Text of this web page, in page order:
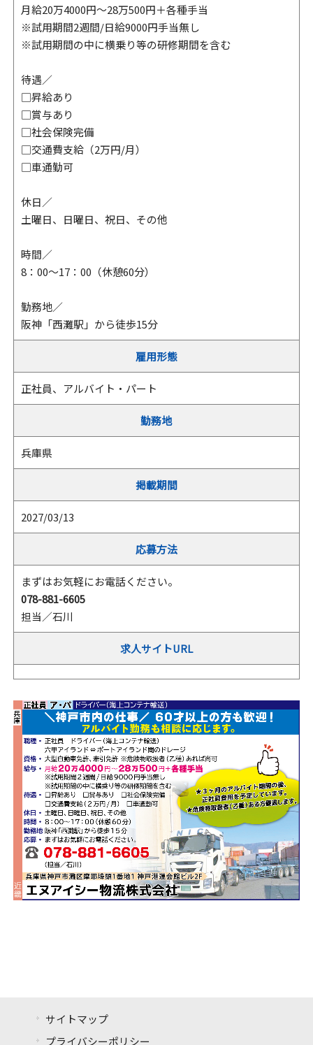
月給20万4000円〜28万500円＋各種手当
※試用期間2週間/日給9000円手当無し
※試用期間の中に横乗り等の研修期間を含む
待遇／
□昇給あり
□賞与あり
□社会保険完備
□交通費支給（2万円/月）
□車通勤可
休日／
土曜日、日曜日、祝日、その他
時間／
8：00〜17：00（休憩60分）
勤務地／
阪神「西灘駅」から徒歩15分
雇用形態
正社員、アルバイト・パート
勤務地
兵庫県
掲載期間
2027/03/13
応募方法
まずはお気軽にお電話ください。
078-881-6605
担当／石川
求人サイトURL
サイトマップ
プライバシーポリシー